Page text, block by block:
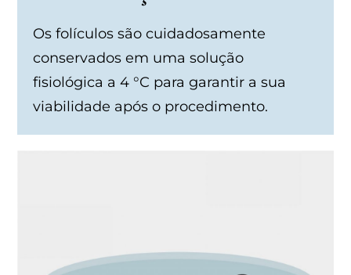
Os folículos são cuidadosamente
conservados em uma solução
fisiológica a 4 °C para garantir a sua
viabilidade após o procedimento.